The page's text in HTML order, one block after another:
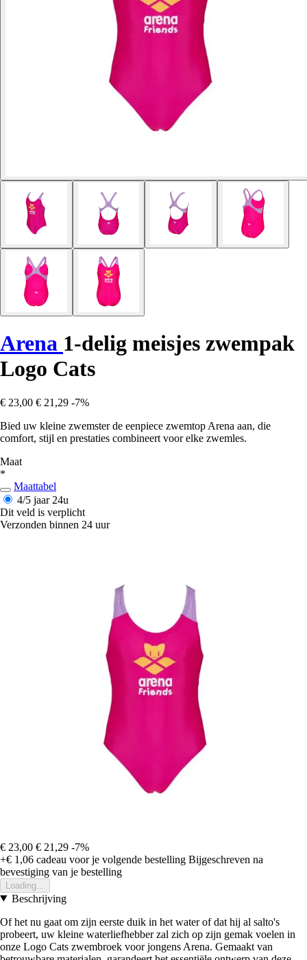
Arena 1-delig meisjes zwempak
Logo Cats
€ 23,00 € 21,29 -7%
Bied uw kleine zwemster de eenpiece zwemtop Arena aan, die
comfort, stijl en prestaties combineert voor elke zwemles.
Maat
*
Maattabel
4/5 jaar 24u
Dit veld is verplicht
Verzonden binnen 24 uur
€ 23,00 € 21,29 -7%
+€ 1,06 cadeau voor je volgende bestelling Bijgeschreven na
bevestiging van je bestelling
Loading...
Beschrijving
Of het nu gaat om zijn eerste duik in het water of dat hij al salto's
probeert, uw kleine waterliefhebber zal zich op zijn gemak voelen in
onze Logo Cats zwembroek voor jongens Arena. Gemaakt van